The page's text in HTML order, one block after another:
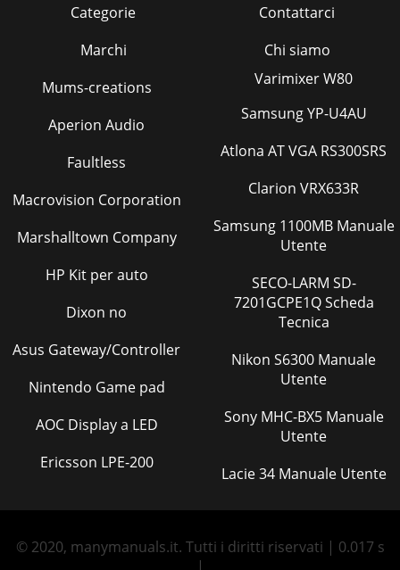
Categorie
Marchi
Contattarci
Chi siamo
Mums-creations
Aperion Audio
Faultless
Macrovision Corporation
Marshalltown Company
HP Kit per auto
Dixon no
Asus Gateway/Controller
Nintendo Game pad
AOC Display a LED
Ericsson LPE-200
Varimixer W80
Samsung YP-U4AU
Atlona AT VGA RS300SRS
Clarion VRX633R
Samsung 1100MB Manuale
Utente
SECO-LARM SD-
7201GCPE1Q Scheda
Tecnica
Nikon S6300 Manuale
Utente
Sony MHC-BX5 Manuale
Utente
Lacie 34 Manuale Utente
© 2020, manymanuals.it. Tutti i diritti riservati | 0.017 s